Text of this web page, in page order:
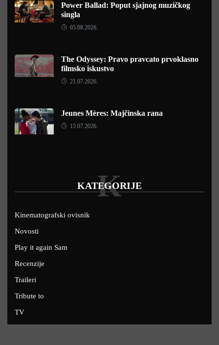
Power Ballad: Poput sjajnog muzičkog
singla
05.08.2026.
The Odyssey: Pravo pravcato prvoklasno
filmsko iskustvo
21.07.2026.
Jeunes Mères: Majčinska rana
15.07.2026.
KATEGORIJE
K
Kinematografski ovisnik
Novosti
Play it again Sam
Recenzije
Traileri
Tribute to
TV